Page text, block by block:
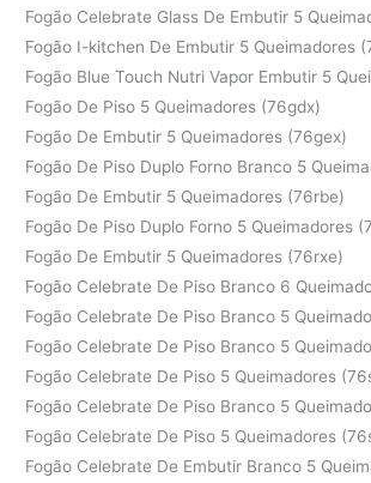
Fogão Celebrate Glass De Embutir 5
Fogão I-kitchen De Embutir 5 Queimadores
Fogão Blue Touch Nutri Vapor Embutir 5
Fogão De Piso 5 Queimadores (76gdx)
Fogão De Embutir 5 Queimadores (76gex)
Fogão De Piso Duplo Forno Branco 5
Fogão De Embutir 5 Queimadores (76rbe)
Fogão De Piso Duplo Forno 5 Queimadores
Fogão De Embutir 5 Queimadores (76rxe)
Fogão Celebrate De Piso Branco 6
Fogão Celebrate De Piso Branco 5
Fogão Celebrate De Piso Branco 5
Fogão Celebrate De Piso 5 Queimadores
Fogão Celebrate De Piso Branco 5
Fogão Celebrate De Piso 5 Queimadores
Fogão Celebrate De Embutir Branco 5